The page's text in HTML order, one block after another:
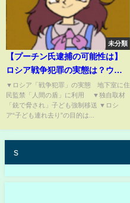
未分類
【プーチン氏逮捕の可能性は】
ロシア戦争犯罪の実態は？ウク
ライナの子ども連れ去り“黒幕女
性”の素顔…日本のウクライナ避
難民“心の傷”【深層ＮＥＷＳ】
▼ロシア「戦争犯罪」の実態 地下室に住
民監禁「人間の盾」に利用 ▼独自取材
「銃で脅され」子ども強制移送 ▼ロシ
ア“子ども連れ去り”の目的は...
s